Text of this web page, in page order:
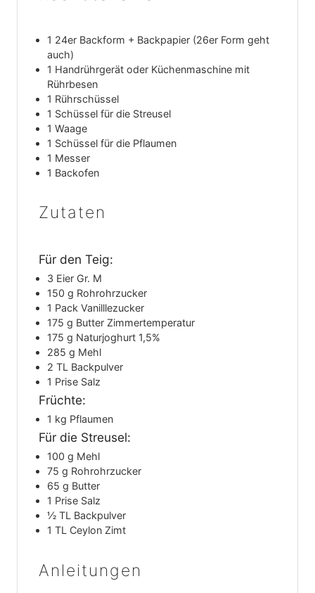
1 24er Backform + Backpapier (26er Form geht
auch)
1 Handrührgerät oder Küchenmaschine mit
Rührbesen
1 Rührschüssel
1 Schüssel für die Streusel
1 Waage
1 Schüssel für die Pflaumen
1 Messer
1 Backofen
Zutaten
Für den Teig:
3 Eier Gr. M
150 g Rohrohrzucker
1 Pack Vanilllezucker
175 g Butter Zimmertemperatur
175 g Naturjoghurt 1,5%
285 g Mehl
2 TL Backpulver
1 Prise Salz
Früchte:
1 kg Pflaumen
Für die Streusel:
100 g Mehl
75 g Rohrohrzucker
65 g Butter
1 Prise Salz
½ TL Backpulver
1 TL Ceylon Zimt
Anleitungen